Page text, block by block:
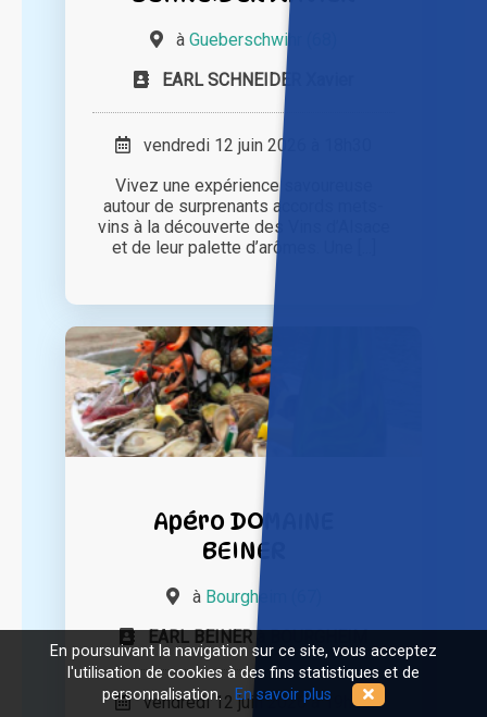
à Gueberschwihr (68)
EARL SCHNEIDER Xavier
vendredi 12 juin 2026 à 18h30
Vivez une expérience savoureuse
autour de surprenants accords mets-
vins à la découverte des Vins d’Alsace
et de leur palette d’arômes. Une [...]
Apéro DOMAINE
BEINER
à Bourgheim (67)
EARL BEINER à BOURGHEIM
vendredi 12 juin 2026 à 19h00
En poursuivant la navigation sur ce site, vous acceptez
l'utilisation de cookies à des fins statistiques et de
personnalisation. En savoir plus